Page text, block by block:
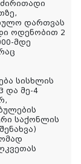
დართვას
ოდენობით 2
მდე
სისხლის
და მე-4
საქონლის